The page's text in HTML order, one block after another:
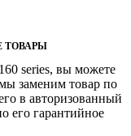
ТОВАРЫ
series, вы можете
заменим товар по
в авторизованный
его гарантийное